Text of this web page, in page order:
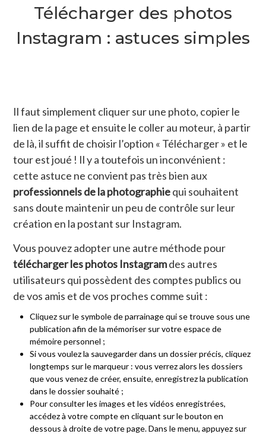
Télécharger des photos
Instagram : astuces simples
Il faut simplement cliquer sur une photo, copier le
lien de la page et ensuite le coller au moteur, à partir
de là, il suffit de choisir l’option « Télécharger » et le
tour est joué ! Il y a toutefois un inconvénient :
cette astuce ne convient pas très bien aux
professionnels de la photographiequi souhaitent
sans doute maintenir un peu de contrôle sur leur
création en la postant sur Instagram.
Vous pouvez adopter une autre méthode pour
télécharger les photos Instagramdes autres
utilisateurs qui possèdent des comptes publics ou
de vos amis et de vos proches comme suit :
Cliquez sur le symbole de parrainage qui se trouve sous une
publication afin de la mémoriser sur votre espace de
mémoire personnel ;
Si vous voulez la sauvegarder dans un dossier précis, cliquez
longtemps sur le marqueur : vous verrez alors les dossiers
que vous venez de créer, ensuite, enregistrez la publication
dans le dossier souhaité ;
Pour consulter les images et les vidéos enregistrées,
accédez à votre compte en cliquant sur le bouton en
dessous à droite de votre page. Dans le menu, appuyez sur